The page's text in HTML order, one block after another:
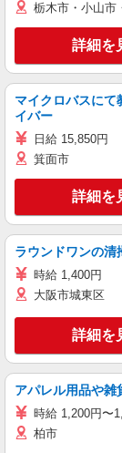
栃木市・小山市
詳細を
マイクロバスにて
イバー
日給 15,850円
箕面市
詳細を
ラウンドワンの清
時給 1,400円
大阪市城東区
詳細を
アパレル用品や雑
時給 1,200円〜
柏市